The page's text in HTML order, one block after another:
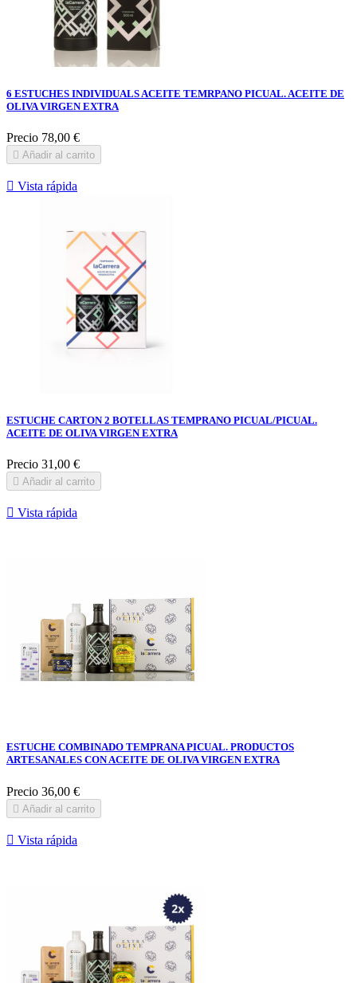
6 ESTUCHES INDIVIDUALS ACEITE TEMRPANO PICUAL. ACEITE DE
OLIVA VIRGEN EXTRA
Precio 78,00 €
 Añadir al carrito
 Vista rápida
ESTUCHE CARTON 2 BOTELLAS TEMPRANO PICUAL/PICUAL.
ACEITE DE OLIVA VIRGEN EXTRA
Precio 31,00 €
 Añadir al carrito
 Vista rápida
ESTUCHE COMBINADO TEMPRANA PICUAL. PRODUCTOS
ARTESANALES CON ACEITE DE OLIVA VIRGEN EXTRA
Precio 36,00 €
 Añadir al carrito
 Vista rápida